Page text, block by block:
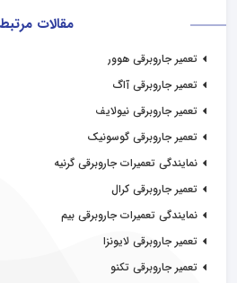
مقالات مرتبط
تعمیر جاروبرقی هوور
تعمیر جاروبرقی آاگ
تعمیر جاروبرقی نیولایف
تعمیر جاروبرقی گوسونیک
نمایندگی تعمیرات جاروبرقی گرنیه
تعمیر جاروبرقی کرال
نمایندگی تعمیرات جاروبرقی بیم
تعمیر جاروبرقی لایونزا
تعمیر جاروبرقی تکنو